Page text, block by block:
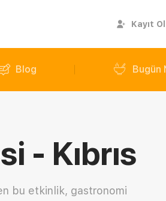
Kayıt Ol
Blog Bugün
- Kıbrıs
bu etkinlik, gastronomi